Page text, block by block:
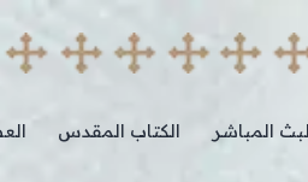
المباشر الكتاب المقدس